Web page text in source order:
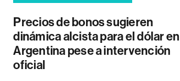
Precios de bonos sugieren
dinámica alcista para el dólar en
Argentina pese a intervención
oficial